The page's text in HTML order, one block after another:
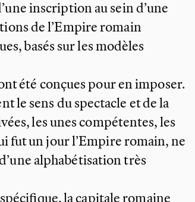
inscription au sein d’une
de l’Empire romain
basés sur les modèles
été conçues pour en imposer.
le sens du spectacle et de la
les unes compétentes, les
fut un jour l’Empire romain, ne
alphabétisation très
lacapitale romaine